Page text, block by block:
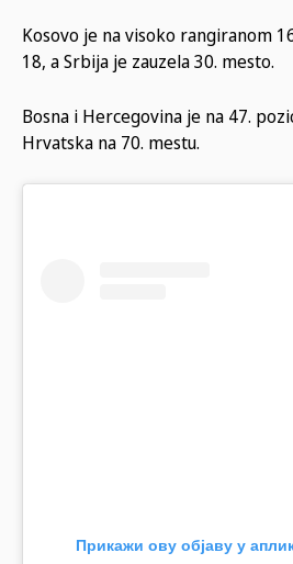
Kosovo je na visoko rangiranom
18, a Srbija je zauzela 30. mesto.
Bosna i Hercegovina je na 47.
Hrvatska na 70. mestu.
Прикажи ову објаву у